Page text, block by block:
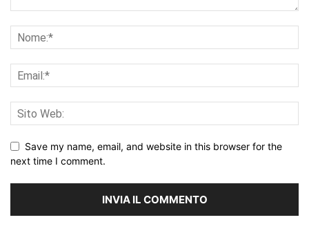
Save my name, email, and website in this browser for the
next time I comment.